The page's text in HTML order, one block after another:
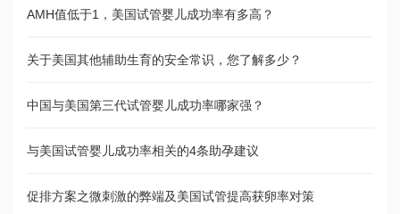
AMH值低于1，美国试管婴儿成功率有多高？
关于美国其他辅助生育的安全常识，您了解多少？
中国与美国第三代试管婴儿成功率哪家强？
与美国试管婴儿成功率相关的4条助孕建议
促排方案之微刺激的弊端及美国试管提高获卵率对策